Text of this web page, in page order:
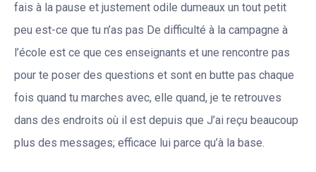
fais à la pause et justement odile dumeaux un tout petit
peu est-ce que tu n’as pas De difficulté à la campagne à
l’école est ce que ces enseignants et une rencontre pas
pour te poser des questions et sont en butte pas chaque
fois quand tu marches avec, elle quand, je te retrouves
dans des endroits où il est depuis que J’ai reçu beaucoup
plus des messages; efficace lui parce qu’à la base.